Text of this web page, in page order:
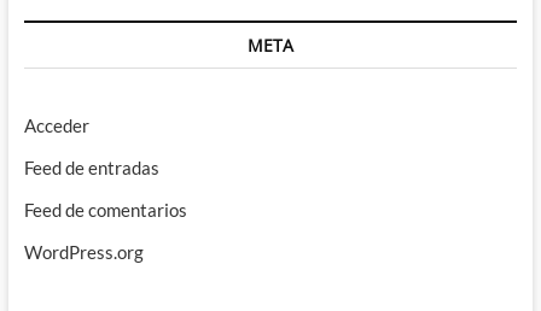
META
Acceder
Feed de entradas
Feed de comentarios
WordPress.org